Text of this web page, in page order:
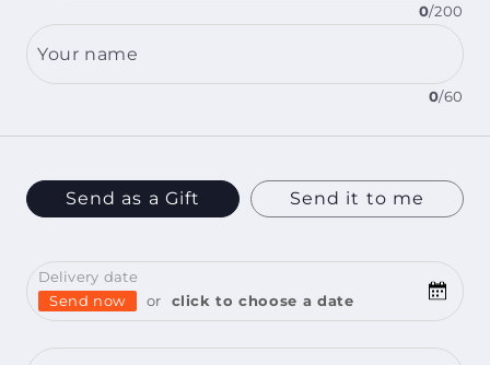
0/200
Your name
0/60
Send as a Gift Send it to me
Send now or click to choose a date
Delivery date